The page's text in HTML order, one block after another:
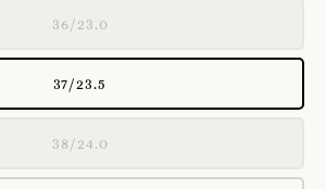
36/23.0
37/23.5
38/24.0